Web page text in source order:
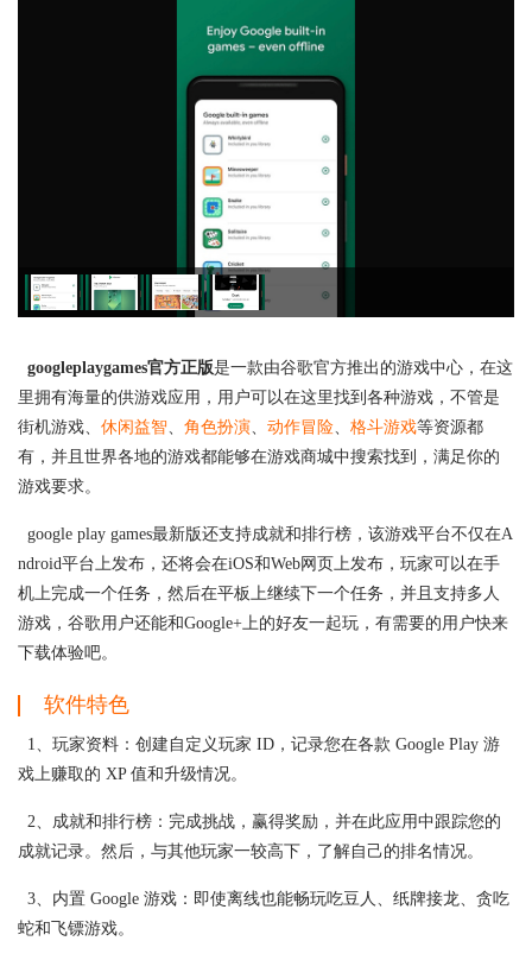
googleplaygames官方正版是一款由谷歌官方推出的游戏中心，在这
里拥有海量的供游戏应用，用户可以在这里找到各种游戏，不管是
街机游戏、 休闲益智 角色扮演 动作冒险 格斗游戏等资源都
有，并且世界各地的游戏都能够在游戏商城中搜索找到，满足你的
游戏要求。
google play games最新版还支持成就和排行榜，该游戏平台不仅在A
ndroid平台上发布，还将会在iOS和Web网页上发布，玩家可以在手
机上完成一个任务，然后在平板上继续下一个任务，并且支持多人
游戏，谷歌用户还能和Google+上的好友一起玩，有需要的用户快来
下载体验吧。
软件特色
1、玩家资料：创建自定义玩家 ID，记录您在各款 Google Play 游
戏上赚取的 XP 值和升级情况。
2、成就和排行榜：完成挑战，赢得奖励，并在此应用中跟踪您的
成就记录。然后，与其他玩家一较高下，了解自己的排名情况。
3、内置 Google 游戏：即使离线也能畅玩吃豆人、纸牌接龙、贪吃
蛇和飞镖游戏。